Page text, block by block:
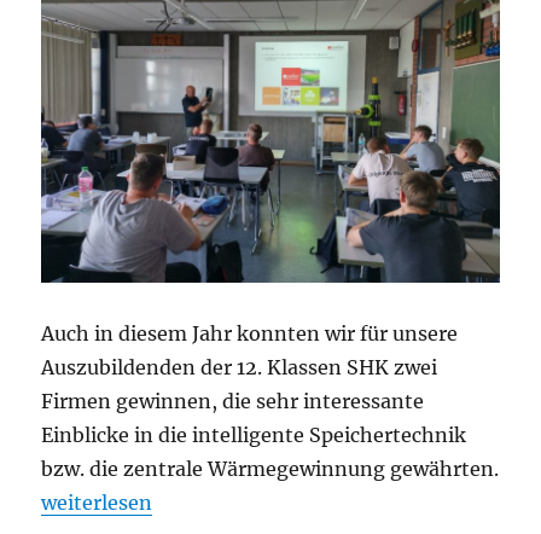
Auch in diesem Jahr konnten wir für unsere
Auszubildenden der 12. Klassen SHK zwei
Firmen gewinnen, die sehr interessante
Einblicke in die intelligente Speichertechnik
bzw. die zentrale Wärmegewinnung gewährten.
„Fachvorträge der Firmen Enerpipe und Sailer am
weiterlesen